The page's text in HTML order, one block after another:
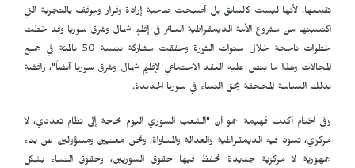
تقمعها، لأنها ليست كالسابق بل أصبحت صاحبة إرادة وقرار وموقف بالتجربة التي
اكتسبتها من مشروع الأمة الديمقراطية السائر في إقليم شمال وشرق سوريا وقد خطت
خطوات ناجحة خلال سنوات الثورة وحققت مشاركة بنسبة 50 بالمئة في جميع
المجالات وهذا ما ينص عليه العقد الاجتماعي لإقليم شمال وشرق سوريا أيضاً"، رافضة
بذلك السياسة المجحفة بحق النساء في سوريا الجديدة.
وفي الختام أكدت فهيمة حمو أن "الشعب السوري اليوم بحاجة إلى نظام تعددي، لا
مركزي، تسود فيه الديمقراطية والعدالة والمساواة، ونحن معنيين ومسؤولين عن بناء
جمهورية لا مركزية جديدة تحفظ فيها حقوق السوريين، وحقوق النساء بشكل